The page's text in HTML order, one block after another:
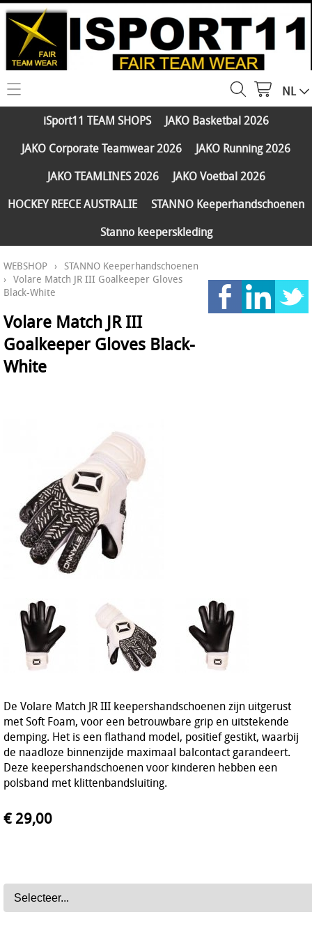
HOME
WEBSHOP
JAKO Running 2026
JAKO TEAMLINES 2026
HOCKEY REECE AUSTRALIE
STANNO Keeperhandschoenen
PARTNERS
Klantengroepen
Verzending - betaling
CONTACT
JAKO Matentabellen
NL
iSport11 TEAM SHOPS
JAKO Basketbal 2026
JAKO Corporate Teamwear 2026
JAKO Running 2026
JAKO TEAMLINES 2026
JAKO Voetbal 2026
HOCKEY REECE AUSTRALIE
STANNO Keeperhandschoenen
Stanno keeperskleding
WEBSHOP › STANNO Keeperhandschoenen
› Volare Match JR III Goalkeeper Gloves
Black-White
Volare Match JR III
Goalkeeper Gloves Black-
White
De Volare Match JR III keepershandschoenen zijn uitgerust
met Soft Foam, voor een betrouwbare grip en uitstekende
demping. Het is een flathand model, positief gestikt, waarbij
de naadloze binnenzijde maximaal balcontact garandeert.
Deze keepershandschoenen voor kinderen hebben een
polsband met klittenbandsluiting.
€ 29,00